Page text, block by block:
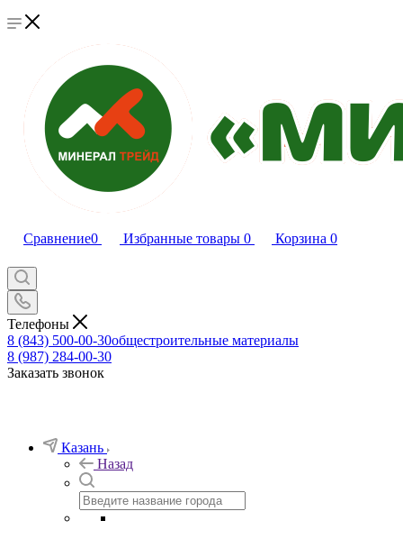
Сравнение0 Избранные товары 0 Корзина 0
Телефоны
8 (843) 500-00-30общестроительные материалы
8 (987) 284-00-30
Заказать звонок
Казань
Назад